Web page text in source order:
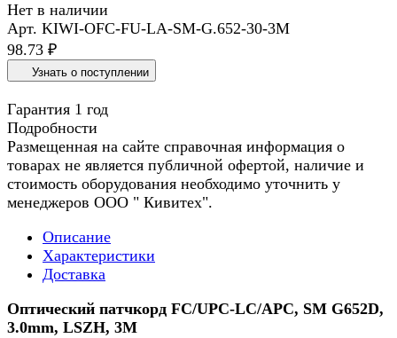
Нет в наличии
Арт. KIWI-OFC-FU-LA-SM-G.652-30-3M
98.73 ₽
Узнать о поступлении
Гарантия 1 год
Подробности
Размещенная на сайте справочная информация о
товарах не является публичной офертой, наличие и
стоимость оборудования необходимо уточнить у
менеджеров ООО " Кивитех".
Описание
Характеристики
Доставка
Оптический патчкорд FC/UPC-LC/APC, SM G652D,
3.0mm, LSZH, 3M